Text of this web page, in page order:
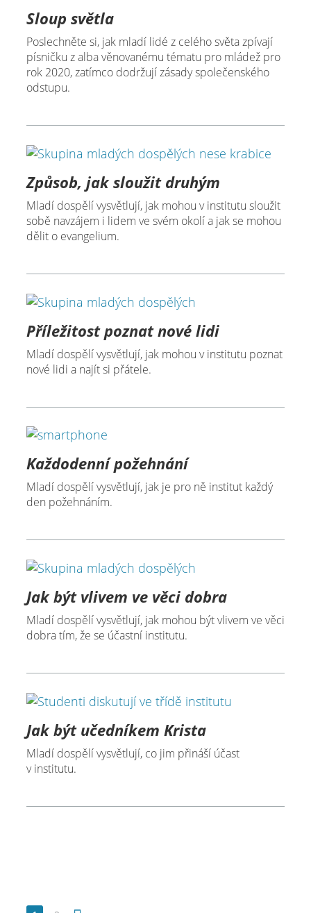
Sloup světla
Poslechněte si, jak mladí lidé z celého světa zpívají
písničku z alba věnovanému tématu pro mládež pro
rok 2020, zatímco dodržují zásady společenského
odstupu.
Způsob, jak sloužit druhým
Mladí dospělí vysvětlují, jak mohou v institutu sloužit
sobě navzájem i lidem ve svém okolí a jak se mohou
dělit o evangelium.
Příležitost poznat nové lidi
Mladí dospělí vysvětlují, jak mohou v institutu poznat
nové lidi a najít si přátele.
Každodenní požehnání
Mladí dospělí vysvětlují, jak je pro ně institut každý
den požehnáním.
Jak být vlivem ve věci dobra
Mladí dospělí vysvětlují, jak mohou být vlivem ve věci
dobra tím, že se účastní institutu.
Jak být učedníkem Krista
Mladí dospělí vysvětlují, co jim přináší účast
v institutu.